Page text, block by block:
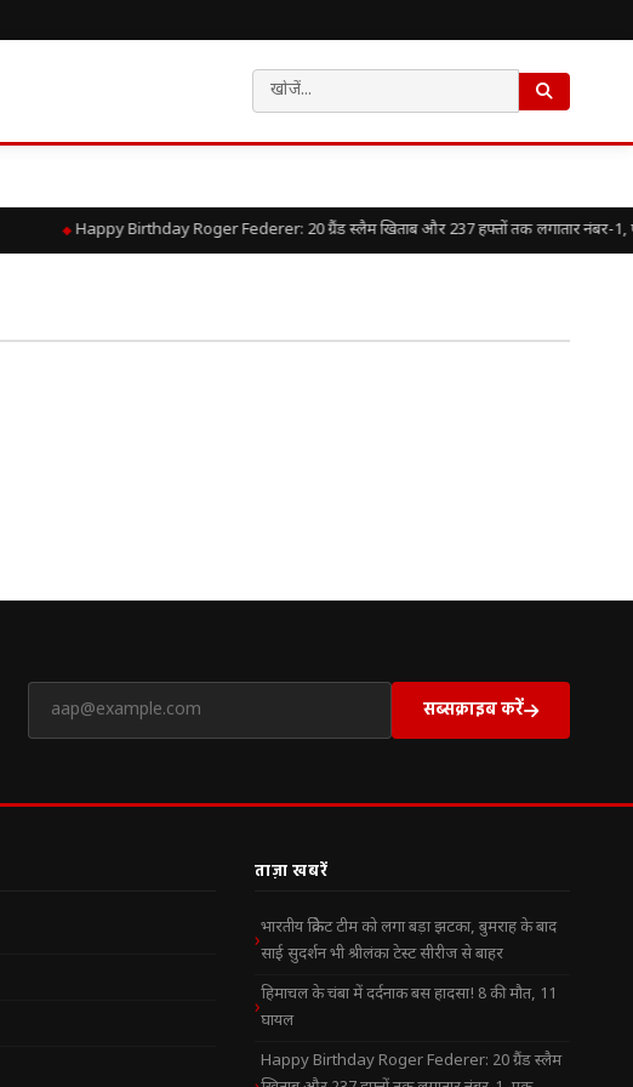
Happy Birthday Roger Federer: 20 ग्रैंड स्लैम खिताब और 237 हफ्तों तक लगातार नंबर-1,
सब्सक्राइब करें
ताज़ा खबरें
भारतीय क्रिकेट टीम को लगा बड़ा झटका, बुमराह के बाद
साई सुदर्शन भी श्रीलंका टेस्ट सीरीज से बाहर
हिमाचल के चंबा में दर्दनाक बस हादसा! 8 की मौत, 11
घायल
Happy Birthday Roger Federer: 20 ग्रैंड स्लैम